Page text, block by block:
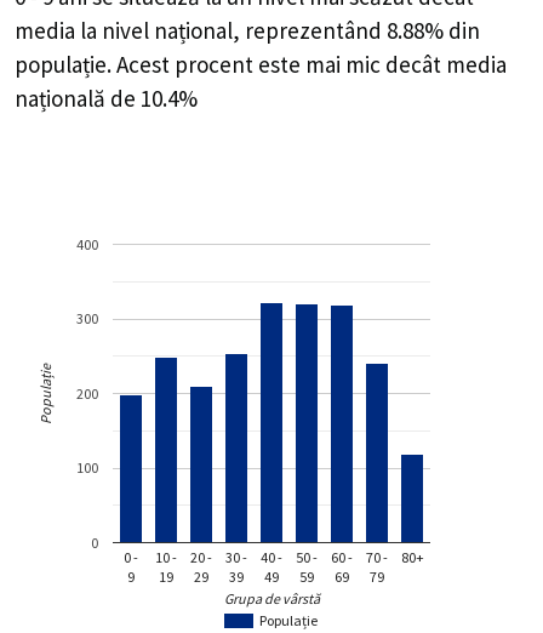
media la nivel național, reprezentând 8.88% din
populație. Acest procent este mai mic decât media
națională de 10.4%
Populație
0 -
9
10 -
19
20 -
29
30 -
39
40 -
49
50 -
59
60 -
69
70 -
79
80+
0
100
200
300
400
Grupa de vârstă
Populație